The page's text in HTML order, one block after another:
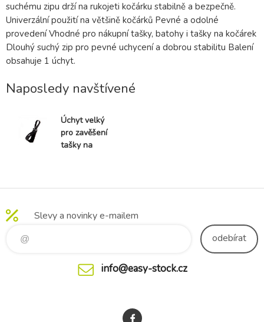
suchému zipu drží na rukojeti kočárku stabilně a bezpečně.
Univerzální použití na většině kočárků Pevné a odolné
provedení Vhodné pro nákupní tašky, batohy i tašky na kočárek
Dlouhý suchý zip pro pevné uchycení a dobrou stabilitu Balení
obsahuje 1 úchyt.
Naposledy navštívené
Úchyt velký
pro zavěšení
tašky na
Slevy a novinky e-mailem
odebírat
info@easy-stock.cz